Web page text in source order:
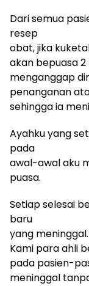
Dari semua
resep
obat, jika
akan bepuasa 2
menganggap
penanganan
sehingga ia
Ayahku yang
pada
awal-awal aku
puasa.
Setiap selesai
baru
yang
Kami para ahli
pada pasien-
meninggal